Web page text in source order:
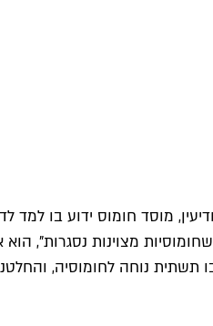
מוסד חומוס ידוע בו למד
מצוינות נסגרות", הוא
תשתית נוחה לחומוסיה,